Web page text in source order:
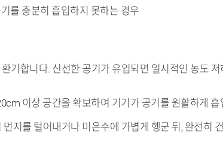
를 충분히 흡입하지 못하는 경우
기합니다. 신선한 공기가 유입되면 일시적인 농도
이상 공간을 확보하여 기기가 공기를 원활하게
지를 털어내거나 미온수에 가볍게 헹군 뒤, 완전히